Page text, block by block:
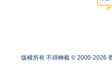
版權所有 不得轉載 © 2000-2026